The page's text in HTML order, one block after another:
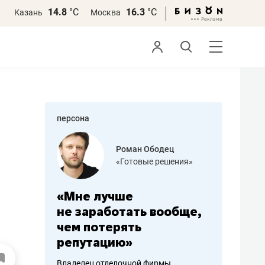
Казань 14.8 °С Москва 16.3 °С
персона
вообще,
Дарья Семенова
«Бросско»
«Мама говорила: работа
помогает отвлечься
от болезни, чувствовать
себя живой»